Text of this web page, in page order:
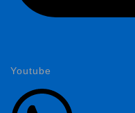
Youtube